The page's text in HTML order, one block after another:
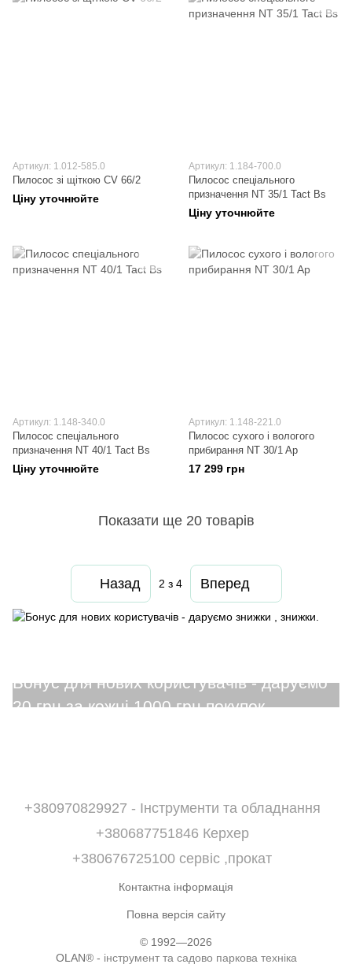
Артикул: 1.012-585.0
Пилосос зі щіткою CV 66/2
Ціну уточнюйте
Артикул: 1.184-700.0
Пилосос спеціального
призначення NT 35/1 Tact Bs
Ціну уточнюйте
Артикул: 1.148-340.0
Пилосос спеціального
призначення NT 40/1 Tact Bs
Ціну уточнюйте
Артикул: 1.148-221.0
Пилосос сухого і вологого
прибирання NT 30/1 Ap
17 299 грн
Показати ще 20 товарів
Назад 2 з 4 Вперед
+380970829927 - Інструменти та обладнання
+380687751846 Керхер
+380676725100 сервіс ,прокат
Контактна інформація
Повна версія сайту
© 1992—2026
OLAN® - інструмент та садово паркова техніка